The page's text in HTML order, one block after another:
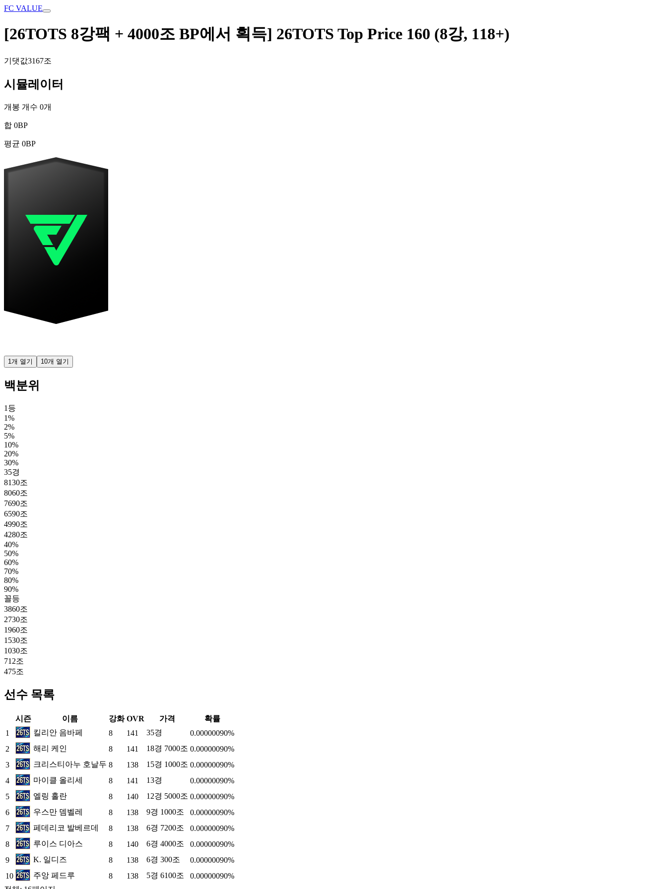
FC VALUE
[26TOTS 8강팩 + 4000조 BP에서 획득] 26TOTS Top Price 160 (8강, 118+)
기댓값3167조
시뮬레이터
개봉 개수 0개
합 0BP
평균 0BP
1개 열기 10개 열기
백분위
1등
1%
2%
5%
10%
20%
30%
35경
8130조
8060조
7690조
6590조
4990조
4280조
40%
50%
60%
70%
80%
90%
꼴등
3860조
2730조
1960조
1530조
1030조
712조
475조
선수 목록
시즌 이름 강화 OVR 가격
확률
1
킬리안 음바페 8 141 35경
0.00000090%
2
해리 케인 8 141 18경 7000조 0.00000090%
3
크리스티아누 호날두 8 138 15경 1000조 0.00000090%
4
마이클 올리세 8 141 13경
0.00000090%
5
엘링 홀란 8 140 12경 5000조 0.00000090%
6
우스만 뎀벨레 8 138 9경 1000조
0.00000090%
7
페데리코 발베르데 8 138 6경 7200조
0.00000090%
8
루이스 디아스 8 140 6경 4000조
0.00000090%
9
K. 일디즈 8 138 6경 300조
0.00000090%
10
주앙 페드루 8 138 5경 6100조
0.00000090%